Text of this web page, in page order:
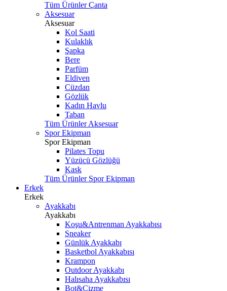
Tüm Ürünler Çanta
Aksesuar
Aksesuar
Kol Saati
Kulaklık
Şapka
Bere
Parfüm
Eldiven
Cüzdan
Gözlük
Kadın Havlu
Taban
Tüm Ürünler Aksesuar
Spor Ekipman
Spor Ekipman
Pilates Topu
Yüzücü Gözlüğü
Kask
Tüm Ürünler Spor Ekipman
Erkek
Erkek
Ayakkabı
Ayakkabı
Koşu&Antrenman Ayakkabısı
Sneaker
Günlük Ayakkabı
Basketbol Ayakkabısı
Krampon
Outdoor Ayakkabı
Halısaha Ayakkabısı
Bot&Çizme